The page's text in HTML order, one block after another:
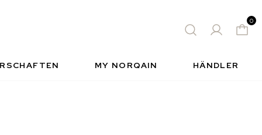
0
MY NORQAIN HÄNDLER